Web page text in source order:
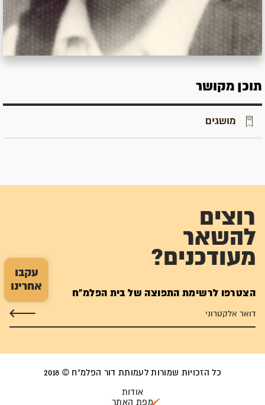
עקבו
אחרינו
תוכן מקושר
מושגים
רוצים
להשאר
מעודכנים?
הצטרפו לרשימת התפוצה של בית הפלמ"ח
כל הזכויות שמורות לעמותת דור הפלמ"ח © 2018
אודות
מפת האתר